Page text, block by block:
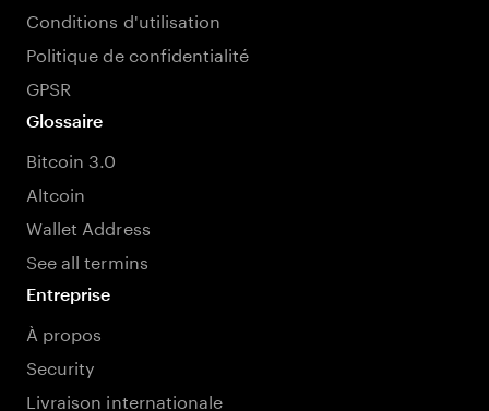
Conditions d'utilisation
Politique de confidentialité
GPSR
Glossaire
Bitcoin 3.0
Altcoin
Wallet Address
See all termins
Entreprise
À propos
Security
Livraison internationale